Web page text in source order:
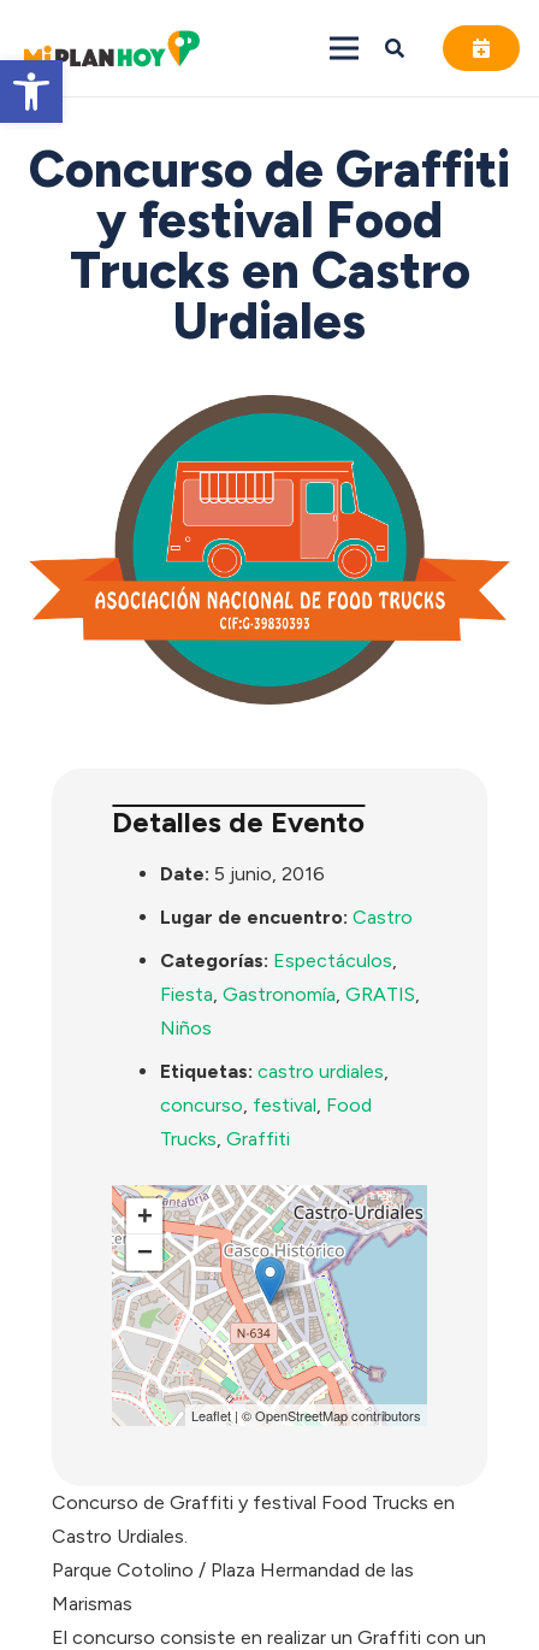
Abrir barra de herramientas
Concurso de Graffiti
y festival Food
Trucks en Castro
Urdiales
Detalles de Evento
Date: 5 junio, 2016
Lugar de encuentro: Castro
Categorías: Espectáculos
Fiesta ,Gastronomía ,GRATIS
Niños
Etiquetas: castro urdiales
concurso festival Food
Trucks ,Graffiti
+
−
Leaflet| ©OpenStreetMapcontributors
Concurso de Graffiti y festival Food Trucks en
Castro Urdiales.
Parque Cotolino / Plaza Hermandad de las
Marismas
El concurso consiste en realizar un Graffiti con un